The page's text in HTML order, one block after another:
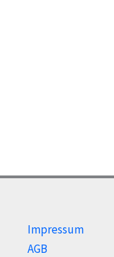
Impressum
AGB